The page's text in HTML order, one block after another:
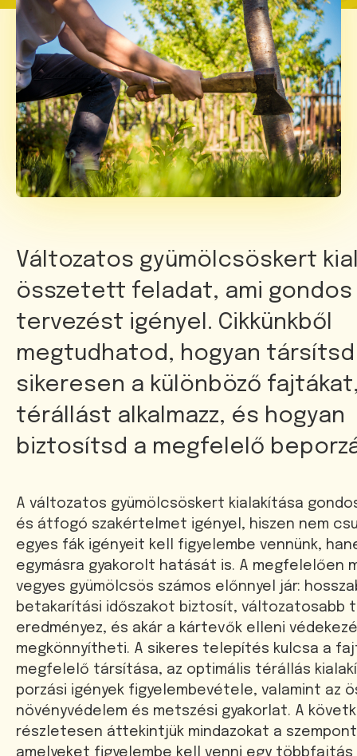
Változatos gyümölcsöskert
összetett feladat, ami gondos
tervezést igényel. Cikkünkből
megtudhatod, hogyan társítsd
sikeresen a különböző
térállást alkalmazz, és hogyan
biztosítsd a megfelelő
A változatos gyümölcsöskert kialakítása
és átfogó szakértelmet igényel, hiszen nem
egyes fák igényeit kell figyelembe vennünk,
egymásra gyakorolt hatását is. A megfelelően
vegyes gyümölcsös számos előnnyel jár:
betakarítási időszakot biztosít, változatosabb
eredményez, és akár a kártevők elleni
megkönnyítheti. A sikeres telepítés kulcsa a
megfelelő társítása, az optimális térállás
porzási igények figyelembevétele, valamint az
növényvédelem és metszési gyakorlat. A
részletesen áttekintjük mindazokat a
amelyeket figyelembe kell venni egy többfajtás